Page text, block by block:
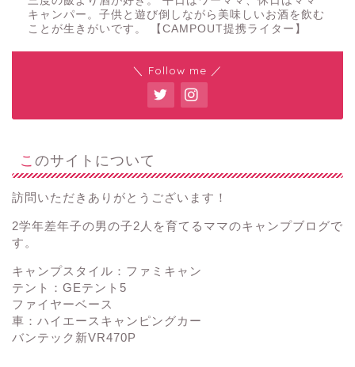
キャンパー。子供と遊び倒しながら美味しいお酒を飲む
ことが生きがいです。 【CAMPOUT提携ライター】
＼ Follow me ／
このサイトについて
訪問いただきありがとうございます！
2学年差年子の男の子2人を育てるママのキャンプブログで
す。
キャンプスタイル：ファミキャン
テント：GEテント5
ファイヤーベース
車：ハイエースキャンピングカー
バンテック新VR470P